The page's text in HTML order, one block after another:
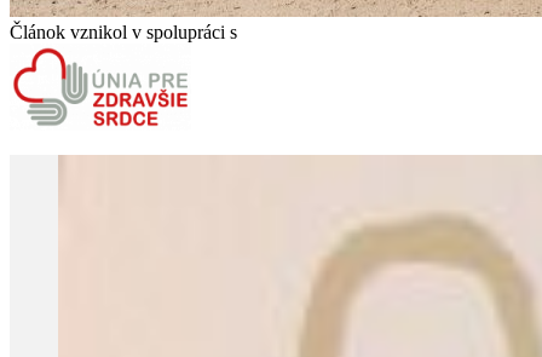
Článok vznikol v spolupráci s